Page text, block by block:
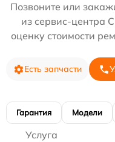
Позвоните или
из сервис-центра
оценку стоимости
Есть запчасти
Гарантия Модели
Услуга